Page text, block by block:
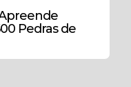
Pedras de